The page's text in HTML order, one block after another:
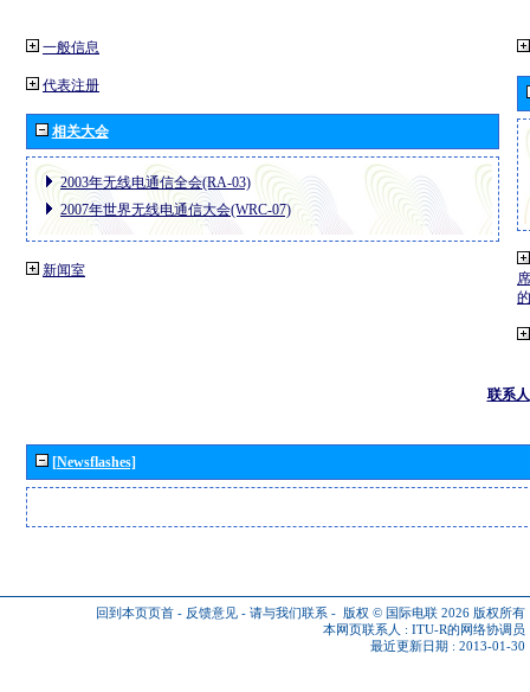
一般信息
代表注册
相关大会
2003年无线电通信全会(RA-03)
2007年世界无线电通信大会(WRC-07)
新闻室
联系人
[Newsflashes]
回到本页页首 - 反馈意见 - 请与我们联系 - 版权 © 国际电联 2026 版权所有
本网页联系人 : ITU-R的网络协调员
最近更新日期 : 2013-01-30